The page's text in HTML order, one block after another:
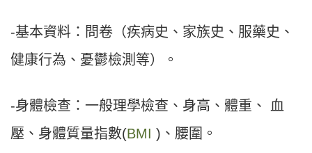
-基本資料：問卷（疾病史、家族史、服藥史、
健康行為、憂鬱檢測等）。
-身體檢查：一般理學檢查、身高、體重、 血
壓、身體質量指數(BMI )、腰圍。